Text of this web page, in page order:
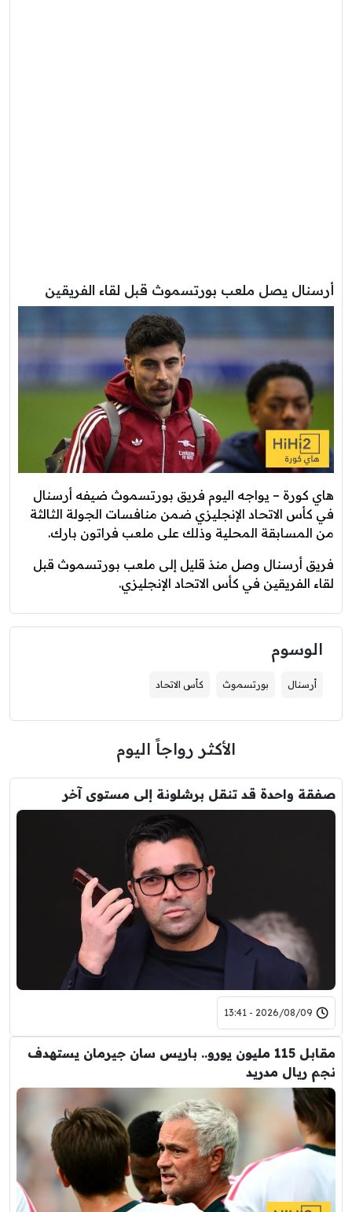
أرسنال يصل ملعب بورتسموث قبل لقاء الفريقين
هاي كورة – يواجه اليوم فريق بورتسموث ضيفه أرسنال
في كأس الاتحاد الإنجليزي ضمن منافسات الجولة الثالثة
من المسابقة المحلية وذلك على ملعب فراتون بارك.
فريق أرسنال وصل منذ قليل إلى ملعب بورتسموث قبل
لقاء الفريقين في كأس الاتحاد الإنجليزي.
الوسوم
أرسنال بورتسموث كأس الاتحاد
الأكثر رواجاً اليوم
صفقة واحدة قد تنقل برشلونة إلى مستوى آخر
2026/08/09 - 13:41
مقابل 115 مليون يورو.. باريس سان جيرمان يستهدف
نجم ريال مدريد